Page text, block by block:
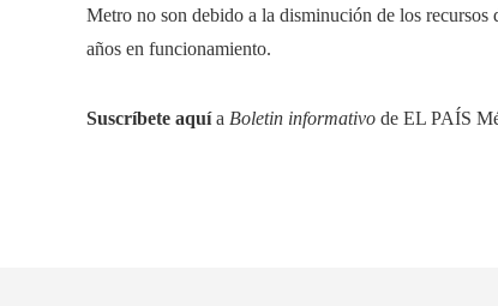
Metro no son debido a la disminución de los recursos
años en funcionamiento.
Suscríbete aquí a Boletin informativo de EL PAÍS